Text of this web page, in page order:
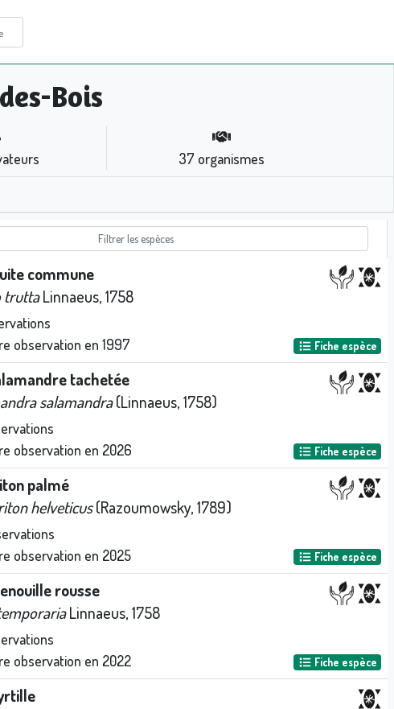
Bois
37 organismes
commune
truttaLinnaeus, 1758
observation en 1997 Fiche espèce
tachetée
salamandra(Linnaeus, 1758)
observation en 2026 Fiche espèce
palmé
helveticus(Razoumowsky, 1789)
observation en 2025 Fiche espèce
rousse
Linnaeus, 1758
observation en 2022 Fiche espèce